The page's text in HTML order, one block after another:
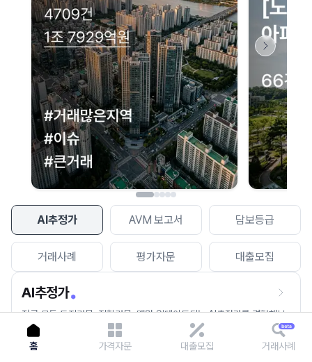
AI추정가 AVM 보고서 담보등급
거래사례 평가자문 대출모집
AI추정가
전국 모든 토지건물, 집합건물, 매월 업데이트되는 AI추정가를 경험해보
세요.
네이버 지도 연결 안내
현재 네이버 지도 연결이 원활하지 않아 지도를 불러올 수 없습니다.
이용에 불편을 드려 죄송합니다.
다시 시도
홈 가격자문 대출모집 거래사례